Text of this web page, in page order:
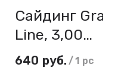
Сайдинг
Line, 3,00
двухслойный
640 руб. /1 pc